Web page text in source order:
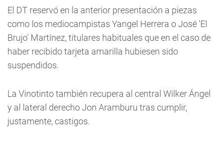
El DT reservó en la anterior presentación a piezas
como los mediocampistas Yangel Herrera o José 'El
Brujo' Martínez, titulares habituales que en el caso de
haber recibido tarjeta amarilla hubiesen sido
suspendidos.
La Vinotinto también recupera al central Wilker Ángel
y al lateral derecho Jon Aramburu tras cumplir,
justamente, castigos.